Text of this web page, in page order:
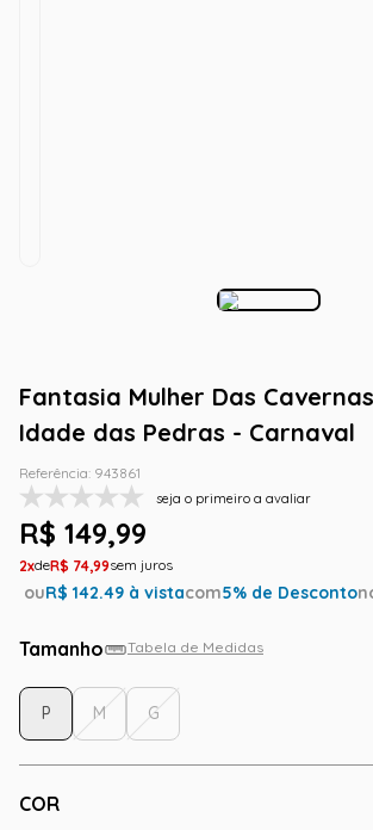
Fantasia Mulher Das
Idade das Pedras - Carnaval
Referência: 943861
seja o primeiro a avaliar
R$ 149,99
2 R$ 74,99
ouR$ 142.49 à vistacom5% de Desconto
Tamanho Tabela de Medidas
COR
P M G